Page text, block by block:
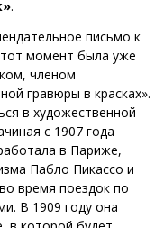
.
письмо к
тот момент была уже
членом
гравюры в красках».
в художественной
с 1907 года
в Париже,
Пабло Пикассо и
время поездок по
В 1909 году она